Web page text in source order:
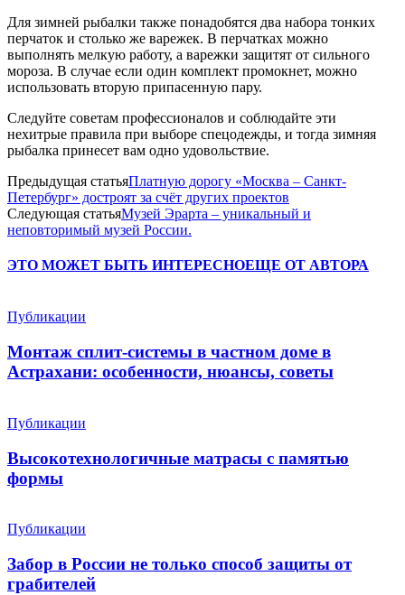
Для зимней рыбалки также понадобятся два набора тонких
перчаток и столько же варежек. В перчатках можно
выполнять мелкую работу, а варежки защитят от сильного
мороза. В случае если один комплект промокнет, можно
использовать вторую припасенную пару.
Следуйте советам профессионалов и соблюдайте эти
нехитрые правила при выборе спецодежды, и тогда зимняя
рыбалка принесет вам одно удовольствие.
Предыдущая статьяПлатную дорогу «Москва – Санкт-
Петербург» достроят за счёт других проектов
Следующая статьяМузей Эрарта – уникальный и
неповторимый музей России.
ЭТО МОЖЕТ БЫТЬ ИНТЕРЕСНОЕЩЕ ОТ АВТОРА
Публикации
Монтаж сплит-системы в частном доме в
Астрахани: особенности, нюансы, советы
Публикации
Высокотехнологичные матрасы с памятью
формы
Публикации
Забор в России не только способ защиты от
грабителей